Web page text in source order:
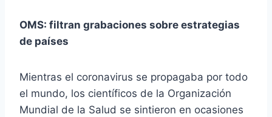
OMS: filtran grabaciones sobre estrategias
de países
Mientras el coronavirus se propagaba por todo
el mundo, los científicos de la Organización
Mundial de la Salud se sintieron en ocasiones